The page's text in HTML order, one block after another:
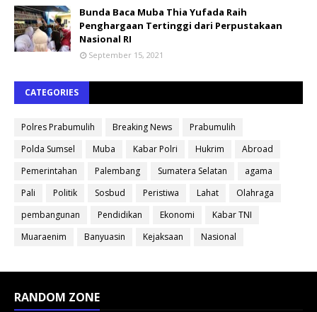
Bunda Baca Muba Thia Yufada Raih
Penghargaan Tertinggi dari Perpustakaan
Nasional RI
September 15, 2021
CATEGORIES
Polres Prabumulih Breaking News
Prabumulih
Polda Sumsel
Muba Kabar Polri Hukrim
Abroad
Pemerintahan
Palembang Sumatera Selatan
agama
Pali
Politik Sosbud Peristiwa Lahat
Olahraga
pembangunan
Pendidikan Ekonomi
Kabar TNI
Muaraenim
Banyuasin Kejaksaan Nasional
RANDOM ZONE